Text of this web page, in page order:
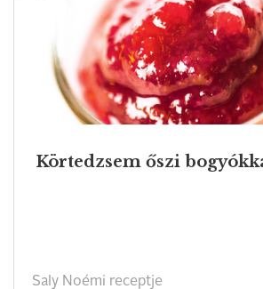
Körtedzsem őszi
Saly Noémi receptje